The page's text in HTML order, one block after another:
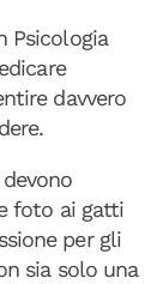
Psicologia
davvero
foto ai gatti
per gli
sia solo una